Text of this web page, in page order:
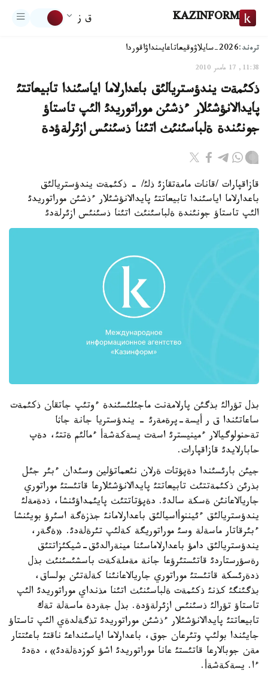
KAZINFORM ق ز
ترەند:2026-سايلاۋ وقيعاتاعايىنداۋاقوردا
11:38, 17 مامىر 2010
ذكئمةت يندؤستريالئق باعدارلاما اياسئندا تابيعاتتئ
پايدالانؤشئلار ءذشئن موراتوريدئ الئپ تاستاؤ
جونئندة ةلباسئنئث اتئنا ذسئنئس ازئرلةؤدة
قازاقپارات /قانات مامةتقازئ ذلئ/ - ذكئمةت يندؤستريالئق
باعدارلاما اياسئندا تابيعاتتئ پايدالانؤشئلار ءذشئن موراتوريدئ
الئپ تاستاؤ جونئندة ةلباسئنئث اتئنا ذسئنئس ازئرلةدئ
بذل تؤرالئ بذگئن پارلامةنت ماجئلئسئندة ءوتئپ جاتقان ذكئمةت
ساعاتئندا ق ر أيسة-پرةمةرئ - يندؤستريا جانة جاثا
تةحنولوگيالار ءمينيسترئ اسةت يسةكةشةأ ءمالئم ةتتئ، دةپ
حابارلايدئ قازاقپارات.
جيئن بارئسئندا دةپؤتات ةرلان نئعماتؤلين وسئدان ءبئر جئل
بذرئن ذكئمةتتئث تابيعاتتئ پايدالانؤشئلارعا قاتئستئ موراتوري
جاريالاعانئن ةسكة سالدئ. دةپؤتاتتئث پايئمداؤئنشا، ذدةمةلئ
يندؤستريالئق ءئيننوأاسيالئق باعدارلامانئ جذزةگة اسئرؤ بويئنشا
ءبئرقاتار ماسةلة وسئ موراتوريگة كةلئپ تئرةلةدئ. «ةگةر،
يندؤستريالئق دامؤ باعدارلاماسئنا مينةرالدئق-شيكئزاتتئق
رةسؤرستاردئ قاتئستئرؤعا جانة مةملةكةت باسشئسئنئث بذل
ذدةرئسكة قاتئستئ موراتوري جاريالاعانئنا كةلةتئن بولساق،
بذگئنگئ كذنئ ذكئمةت ةلباسئنئث اتئنا مذنداي موراتوريدئ الئپ
تاستاؤ تؤرالئ ذسئنئس ازئرلةؤدة. بذل جةردة ماسةلة تةك
تابيعاتتئ پايدالانؤشئلار ءذشئن موراتوريدئ تذگةلدةي الئپ تاستاؤ
جايئندا بولئپ وتئرعان جوق، باعدارلاما اياسئنداعئ ناقتئ باعئتتار
مةن جوبالارعا قاتئستئ عانا موراتوريدئ اشؤ كوزدةلةدئ»، دةدئ
ءا. يسةكةشةأ.